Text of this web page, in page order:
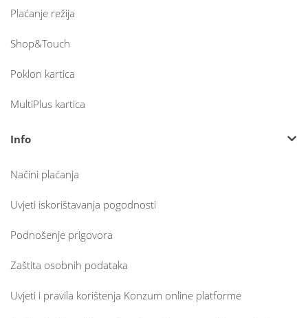
Plaćanje režija
Shop&Touch
Poklon kartica
MultiPlus kartica
Info
Načini plaćanja
Uvjeti iskorištavanja pogodnosti
Podnošenje prigovora
Zaštita osobnih podataka
Uvjeti i pravila korištenja Konzum online platforme